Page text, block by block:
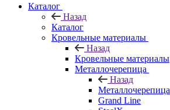
Каталог
Назад
Каталог
Кровельные материалы
Назад
Кровельные материалы
Металлочерепица
Назад
Металлочерепица
Grand Line